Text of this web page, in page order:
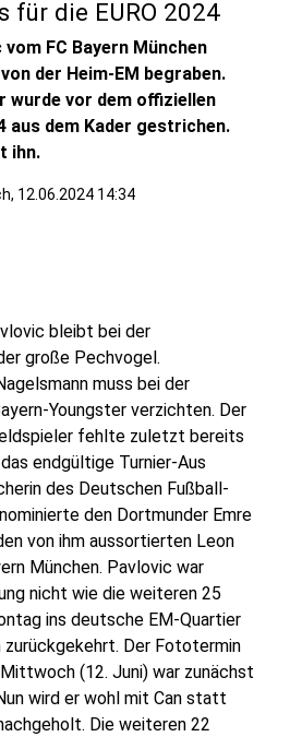
für die EURO 2024
FC Bayern München
der Heim-EM begraben.
wurde vor dem offiziellen
aus dem Kader gestrichen.
ihn.
12.06.2024 14:34
bleibt bei der
große Pechvogel.
muss bei der
Youngster verzichten. Der
fehlte zuletzt bereits
endgültige Turnier-Aus
des Deutschen Fußball-
den Dortmunder Emre
von ihm aussortierten Leon
München. Pavlovic war
nicht wie die weiteren 25
ins deutsche EM-Quartier
zurückgekehrt. Der Fototermin
(12. Juni) war zunächst
wird er wohl mit Can statt
Die weiteren 22